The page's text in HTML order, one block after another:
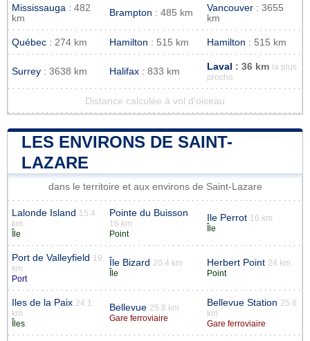
Mississauga : 482
km
Brampton : 485 km Vancouver : 3655
km
Québec : 274 km Hamilton : 515 km Hamilton : 515 km
Surrey : 3638 km Halifax : 833 km Laval : 36 km
la plus
proche
Distance calculée à vol d'oiseau
LES ENVIRONS DE SAINT-
LAZARE
dans le territoire et aux environs de Saint-Lazare
Lalonde Island 15.4
km
Île
Pointe du Buisson
16 km
Point
Ile Perrot 16 km
Île
Port de Valleyfield 19
km
Port
Île Bizard 20.4 km
Île
Herbert Point 24 km
Point
Iles de la Paix 24.1
km
Îles
Bellevue 25.8 km
Gare ferroviaire
Bellevue Station 25.8
km
Gare ferroviaire